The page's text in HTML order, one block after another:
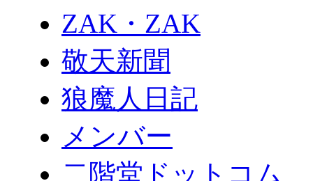
ZAK・ZAK
敬天新聞
狼魔人日記
メンバー
二階堂ドットコム